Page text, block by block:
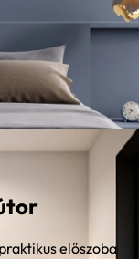
előszoba